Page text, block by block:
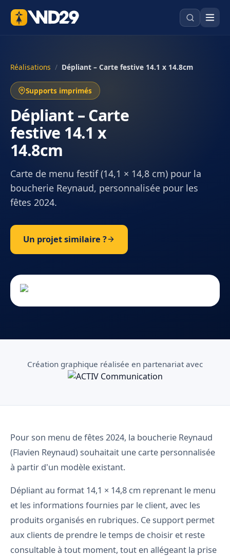
Réalisations / Dépliant – Carte festive 14.1 x 14.8cm
Supports imprimés
Dépliant – Carte
festive 14.1 x
14.8cm
Carte de menu festif (14,1 × 14,8 cm) pour la
boucherie Reynaud, personnalisée pour les
fêtes 2024.
Un projet similaire ?
Création graphique réalisée en partenariat avec
Pour son menu de fêtes 2024, la boucherie Reynaud
(Flavien Reynaud) souhaitait une carte personnalisée
à partir d'un modèle existant.
Dépliant au format 14,1 × 14,8 cm reprenant le menu
et les informations fournies par le client, avec les
produits organisés en rubriques. Ce support permet
aux clients de prendre le temps de choisir et reste
consultable à tout moment, tout en allégeant la prise